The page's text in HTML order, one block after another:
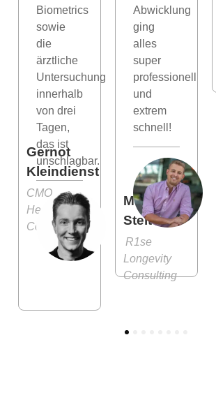
Gernot
Kleindienst
CMO
Heartbeat
Consulting
Biometrics
sowie
die
ärztliche
Untersuchung
innerhalb
von drei
Tagen,
das ist
unschlagbar.
Moritz
Stelter
R1se
Longevity
Consulting
Abwicklung
ging
alles
super
professionell
und
extrem
schnell!
5